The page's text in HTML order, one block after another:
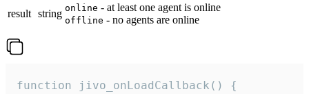
result string online - at least one agent is online
offline - no agents are online
function jivo_onLoadCallback() {